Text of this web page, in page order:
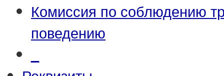
Комиссия по соблюдению
поведению